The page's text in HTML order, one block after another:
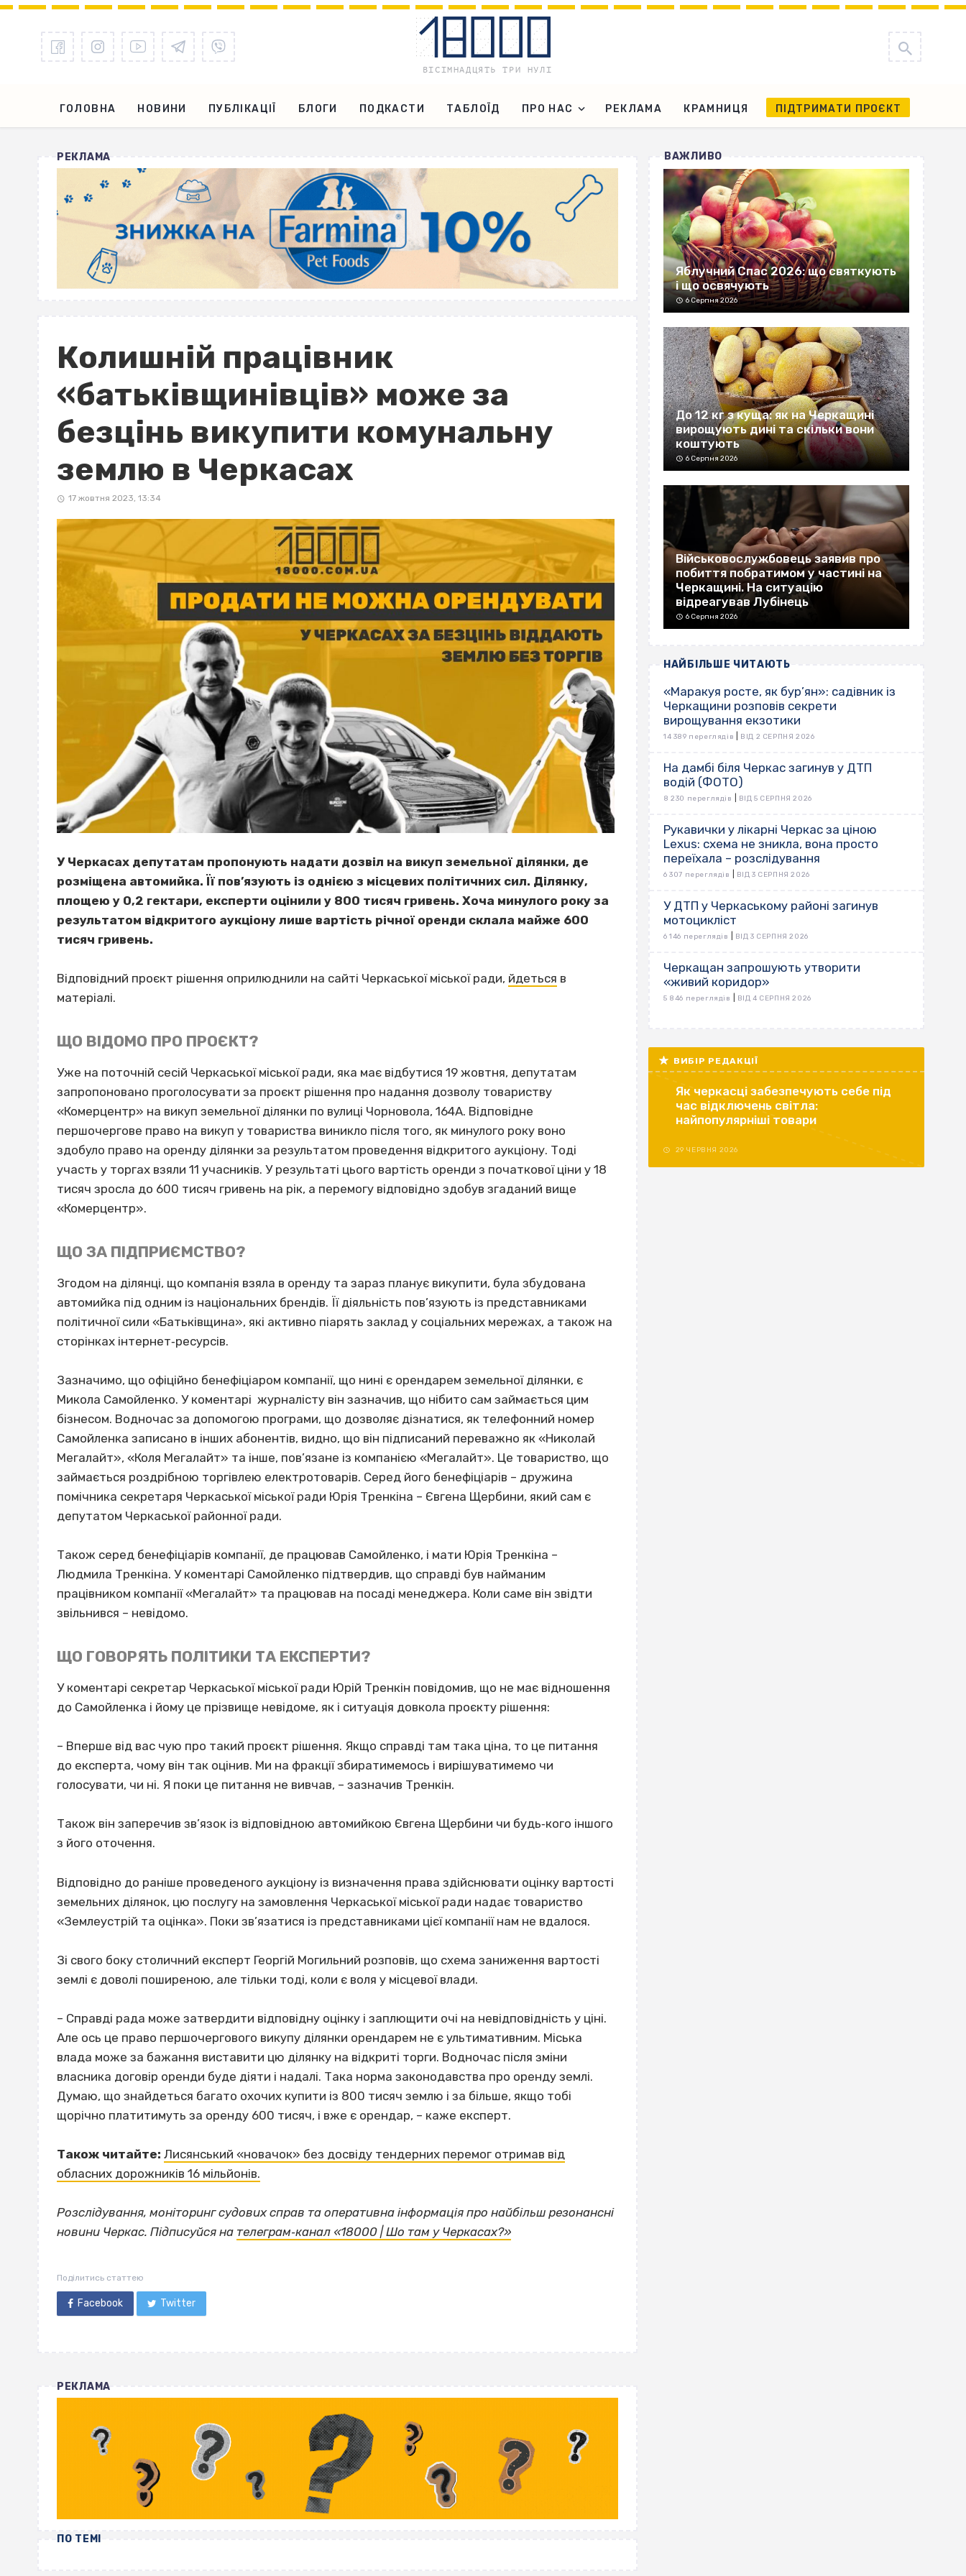
ГОЛОВНА НОВИНИ ПУБЛІКАЦІЇ БЛОГИ ПОДКАСТИ ТАБЛОЇД ПРО НАС РЕКЛАМА КРАМНИЦЯ ПІДТРИМАТИ ПРОЄКТ
РЕКЛАМА
Колишній працівник
«батьківщинівців» може за
безцінь викупити комунальну
землю в Черкасах
17 жовтня 2023, 13:34
У Черкасах депутатам пропонують надати дозвіл на викуп земельної ділянки, де
розміщена автомийка. Її пов’язують із однією з місцевих політичних сил. Ділянку,
площею у 0,2 гектари, експерти оцінили у 800 тисяч гривень. Хоча минулого року за
результатом відкритого аукціону лише вартість річної оренди склала майже 600
тисяч гривень.
Відповідний проєкт рішення оприлюднили на сайті Черкаської міської ради, йдеться в
матеріалі.
ЩО ВІДОМО ПРО ПРОЄКТ?
Уже на поточній сесій Черкаської міської ради, яка має відбутися 19 жовтня, депутатам
запропоновано проголосувати за проєкт рішення про надання дозволу товариству
«Комерцентр» на викуп земельної ділянки по вулиці Чорновола, 164А. Відповідне
першочергове право на викуп у товариства виникло після того, як минулого року воно
здобуло право на оренду ділянки за результатом проведення відкритого аукціону. Тоді
участь у торгах взяли 11 учасників. У результаті цього вартість оренди з початкової ціни у 18
тисяч зросла до 600 тисяч гривень на рік, а перемогу відповідно здобув згаданий вище
«Комерцентр».
ЩО ЗА ПІДПРИЄМСТВО?
Згодом на ділянці, що компанія взяла в оренду та зараз планує викупити, була збудована
автомийка під одним із національних брендів. Її діяльність пов’язують із представниками
політичної сили «Батьківщина», які активно піарять заклад у соціальних мережах, а також на
сторінках інтернет‐ресурсів.
Зазначимо, що офіційно бенефіціаром компанії, що нині є орендарем земельної ділянки, є
Микола Самойленко. У коментарі журналісту він зазначив, що нібито сам займається цим
бізнесом. Водночас за допомогою програми, що дозволяє дізнатися, як телефонний номер
Самойленка записано в інших абонентів, видно, що він підписаний переважно як «Николай
Мегалайт», «Коля Мегалайт» та інше, пов’язане із компанією «Мегалайт». Це товариство, що
займається роздрібною торгівлею електротоварів. Серед його бенефіціарів – дружина
помічника секретаря Черкаської міської ради Юрія Тренкіна – Євгена Щербини, який сам є
депутатом Черкаської районної ради.
Також серед бенефіціарів компанії, де працював Самойленко, і мати Юрія Тренкіна –
Людмила Тренкіна. У коментарі Самойленко підтвердив, що справді був найманим
працівником компанії «Мегалайт» та працював на посаді менеджера. Коли саме він звідти
звільнився – невідомо.
ЩО ГОВОРЯТЬ ПОЛІТИКИ ТА ЕКСПЕРТИ?
У коментарі секретар Черкаської міської ради Юрій Тренкін повідомив, що не має відношення
до Самойленка і йому це прізвище невідоме, як і ситуація довкола проєкту рішення:
– Вперше від вас чую про такий проєкт рішення. Якщо справді там така ціна, то це питання
до експерта, чому він так оцінив. Ми на фракції збиратимемось і вирішуватимемо чи
голосувати, чи ні. Я поки це питання не вивчав, – зазначив Тренкін.
Також він заперечив зв’язок із відповідною автомийкою Євгена Щербини чи будь‐кого іншого
з його оточення.
Відповідно до раніше проведеного аукціону із визначення права здійснювати оцінку вартості
земельних ділянок, цю послугу на замовлення Черкаської міської ради надає товариство
«Землеустрій та оцінка». Поки зв’язатися із представниками цієї компанії нам не вдалося.
Зі свого боку столичний експерт Георгій Могильний розповів, що схема заниження вартості
землі є доволі поширеною, але тільки тоді, коли є воля у місцевої влади.
– Справді рада може затвердити відповідну оцінку і заплющити очі на невідповідність у ціні.
Але ось це право першочергового викупу ділянки орендарем не є ультимативним. Міська
влада може за бажання виставити цю ділянку на відкриті торги. Водночас після зміни
власника договір оренди буде діяти і надалі. Така норма законодавства про оренду землі.
Думаю, що знайдеться багато охочих купити із 800 тисяч землю і за більше, якщо тобі
щорічно платитимуть за оренду 600 тисяч, і вже є орендар, – каже експерт.
Також читайте: Лисянський «новачок» без досвіду тендерних перемог отримав від
обласних дорожників 16 мільйонів.
Розслідування, моніторинг судових справ та оперативна інформація про найбільш резонансні
новини Черкас. Підписуйся на телеграм‐канал «18000 | Шо там у Черкасах?»
Поділитись статтею
Facebook Twitter
РЕКЛАМА
ПО ТЕМІ
ВАЖЛИВО
Яблучний Спас 2026: що святкують
і що освячують
6 Серпня 2026
До 12 кг з куща: як на Черкащині
вирощують дині та скільки вони
коштують
6 Серпня 2026
Військовослужбовець заявив про
побиття побратимом у частині на
Черкащині. На ситуацію
відреагував Лубінець
6 Серпня 2026
НАЙБІЛЬШЕ ЧИТАЮТЬ
«Маракуя росте, як бур’ян»: садівник із
Черкащини розповів секрети
вирощування екзотики
14 389 переглядів ВІД 2 СЕРПНЯ 2026
На дамбі біля Черкас загинув у ДТП
водій (ФОТО)
8 230 переглядів ВІД 5 СЕРПНЯ 2026
Рукавички у лікарні Черкас за ціною
Lexus: схема не зникла, вона просто
переїхала – розслідування
6 307 переглядів ВІД 3 СЕРПНЯ 2026
У ДТП у Черкаському районі загинув
мотоцикліст
6 146 переглядів ВІД 3 СЕРПНЯ 2026
Черкащан запрошують утворити
«живий коридор»
5 846 переглядів ВІД 4 СЕРПНЯ 2026
ВИБІР РЕДАКЦІЇ
Як черкасці забезпечують себе під
час відключень світла:
найпопулярніші товари
29 ЧЕРВНЯ 2026